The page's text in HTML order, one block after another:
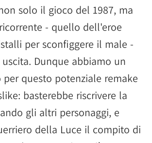
solo il gioco del 1987, ma
- quello dell'eroe
per sconfiggere il male -
Dunque abbiamo un
questo potenziale remake
basterebbe riscrivere la
gli altri personaggi, e
della Luce il compito di